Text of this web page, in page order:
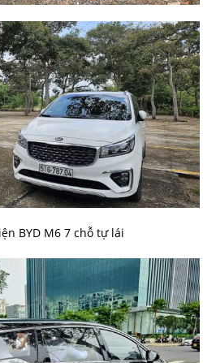
BYD M6 7 chỗ tự lái